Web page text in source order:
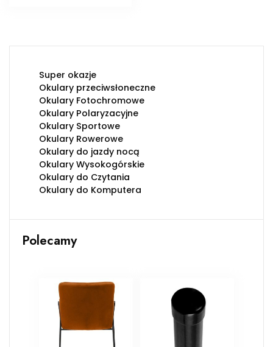
Super okazje
Okulary przeciwsłoneczne
Okulary Fotochromowe
Okulary Polaryzacyjne
Okulary Sportowe
Okulary Rowerowe
Okulary do jazdy nocą
Okulary Wysokogórskie
Okulary do Czytania
Okulary do Komputera
Polecamy